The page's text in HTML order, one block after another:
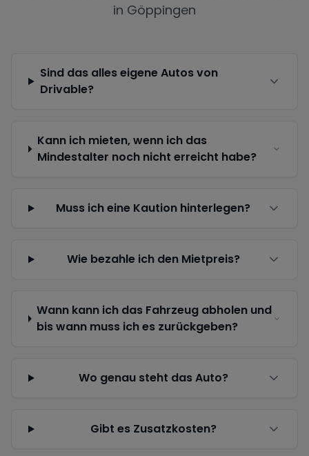
in Göppingen
Sind das alles eigene Autos von
Drivable?
Kann ich mieten, wenn ich das
Mindestalter noch nicht erreicht habe?
Muss ich eine Kaution hinterlegen?
Wie bezahle ich den Mietpreis?
Wann kann ich das Fahrzeug abholen und
bis wann muss ich es zurückgeben?
Wo genau steht das Auto?
Gibt es Zusatzkosten?